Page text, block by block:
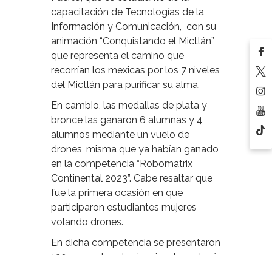
capacitación de Tecnologías de la
Información y Comunicación, con su
animación “Conquistando el Mictlán”
que representa el camino que
recorrían los mexicas por los 7 niveles
del Mictlán para purificar su alma.
En cambio, las medallas de plata y
bronce las ganaron 6 alumnas y 4
alumnos mediante un vuelo de
drones, misma que ya habían ganado
en la competencia “Robomatrix
Continental 2023”. Cabe resaltar que
fue la primera ocasión en que
participaron estudiantes mujeres
volando drones.
En dicha competencia se presentaron